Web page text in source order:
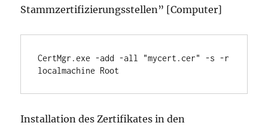
Stammzertifizierungsstellen” [Computer]
CertMgr.exe -add -all "mycert.cer" -s -r
localmachine Root
Installation des Zertifikates in den